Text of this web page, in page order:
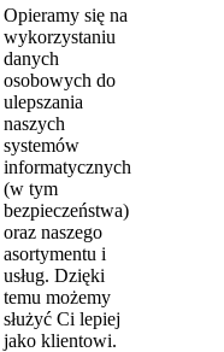
Opieramy się na
wykorzystaniu
danych
osobowych do
ulepszania
naszych
systemów
informatycznych
(w tym
bezpieczeństwa)
oraz naszego
asortymentu i
usług. Dzięki
temu możemy
służyć Ci lepiej
jako klientowi.